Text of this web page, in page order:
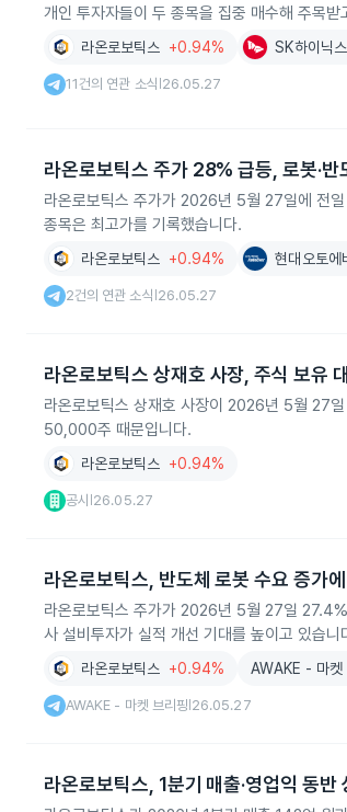
개인 투자자들이 두 종목을 집중 매수해 주목받
라온로보틱스 +0.94% SK하이닉스
11건의 연관 소식 26.05.27
라온로보틱스 주가 28% 급등, 로봇·반
라온로보틱스 주가가 2026년 5월 27일에 전
종목은 최고가를 기록했습니다.
라온로보틱스 +0.94% 현대오토에
2건의 연관 소식 26.05.27
라온로보틱스 상재호 사장, 주식 보유
라온로보틱스 상재호 사장이 2026년 5월 27
50,000주 때문입니다.
라온로보틱스 +0.94%
공시 26.05.27
라온로보틱스, 반도체 로봇 수요 증가
라온로보틱스 주가가 2026년 5월 27일
사 설비투자가 실적 개선 기대를 높이고 있습니
라온로보틱스 +0.94% AWAKE - 마켓
AWAKE - 마켓 브리핑 26.05.27
라온로보틱스, 1분기 매출·영업익 동반